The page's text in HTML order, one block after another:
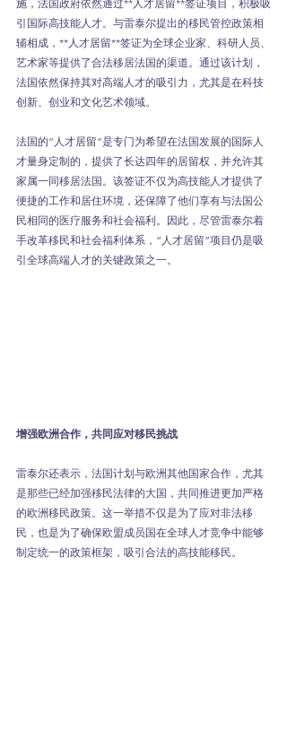
施，法国政府依然通过**人才居留**签证项目，积极吸
引国际高技能人才。与雷泰尔提出的移民管控政策相
辅相成，**人才居留**签证为全球企业家、科研人员、
艺术家等提供了合法移居法国的渠道。通过该计划，
法国依然保持其对高端人才的吸引力，尤其是在科技
创新、创业和文化艺术领域。
法国的”人才居留”是专门为希望在法国发展的国际人
才量身定制的，提供了长达四年的居留权，并允许其
家属一同移居法国。该签证不仅为高技能人才提供了
便捷的工作和居住环境，还保障了他们享有与法国公
民相同的医疗服务和社会福利。因此，尽管雷泰尔着
手改革移民和社会福利体系，“人才居留”项目仍是吸
引全球高端人才的关键政策之一。
增强欧洲合作，共同应对移民挑战
雷泰尔还表示，法国计划与欧洲其他国家合作，尤其
是那些已经加强移民法律的大国，共同推进更加严格
的欧洲移民政策。这一举措不仅是为了应对非法移
民，也是为了确保欧盟成员国在全球人才竞争中能够
制定统一的政策框架，吸引合法的高技能移民。